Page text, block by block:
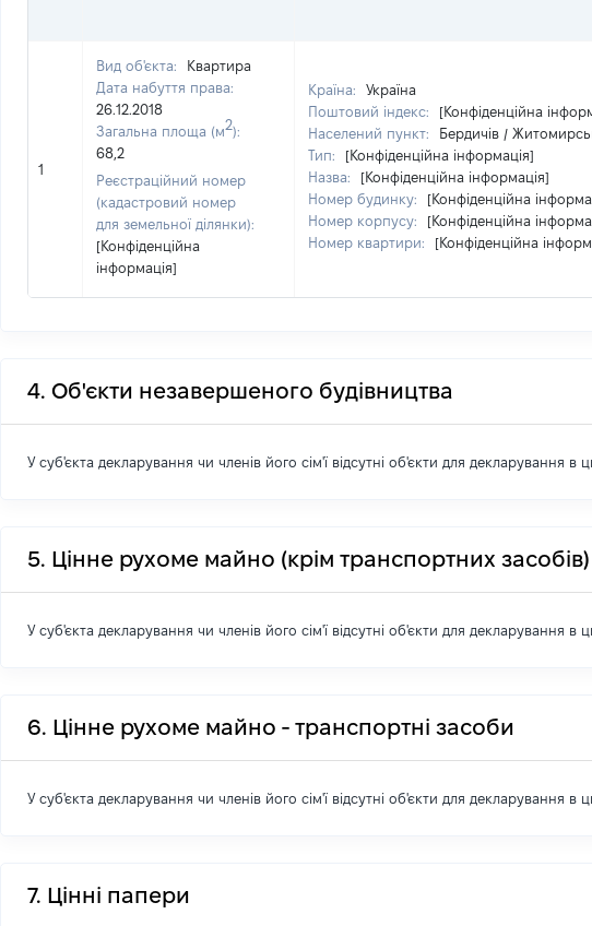
1
Вид об'єкта:
Квартира
Дата набуття права:
26.12.2018
Загальна площа (м2):
68,2
Реєстраційний номер
(кадастровий номер
для земельної ділянки):
[Конфіденційна
інформація]
Країна:
Україна
Поштовий індекс:
[Конфіденційна
Населений пункт:
Бердичів /
Тип:
[Конфіденційна інформація]
Назва:
[Конфіденційна інформація]
Номер будинку:
[Конфіденційна
Номер корпусу:
[Конфіденційна
Номер квартири:
[Конфіденційна
4. Об'єкти незавершеного будівництва
У суб'єкта декларування чи членів його сім'ї відсутні об'єкти для декларування в
5. Цінне рухоме майно (крім транспортних засобів)
У суб'єкта декларування чи членів його сім'ї відсутні об'єкти для декларування в
6. Цінне рухоме майно - транспортні засоби
У суб'єкта декларування чи членів його сім'ї відсутні об'єкти для декларування в
7. Цінні папери